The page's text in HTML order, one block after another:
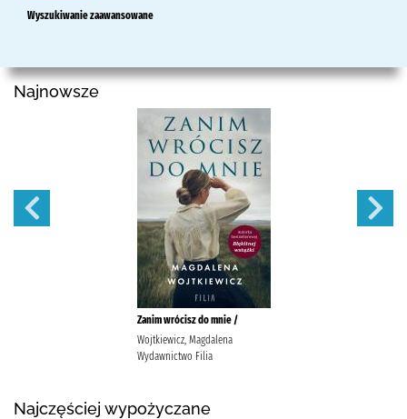
Wyszukiwanie zaawansowane
Najnowsze
Zanim wrócisz do mnie /
Wojtkiewicz, Magdalena
Wydawnictwo Filia
Najczęściej wypożyczane